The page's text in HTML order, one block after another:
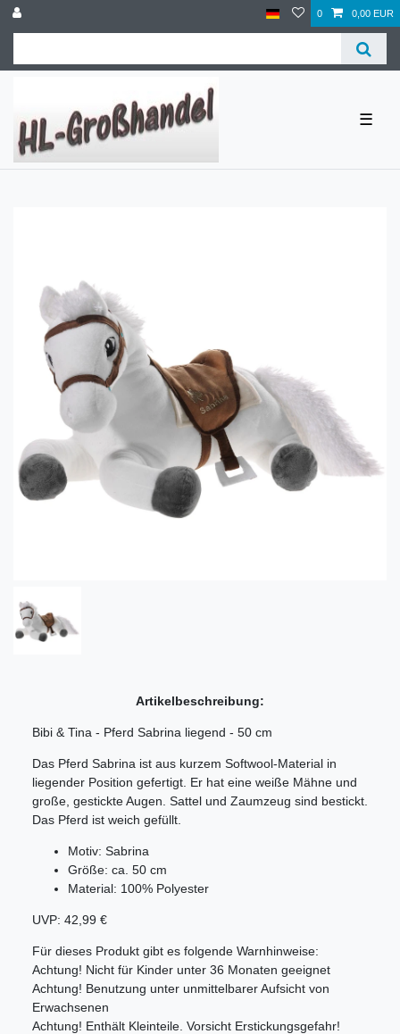
0 0,00 EUR
☰
Artikelbeschreibung:
Bibi & Tina - Pferd Sabrina liegend - 50 cm
Das Pferd Sabrina ist aus kurzem Softwool-Material in
liegender Position gefertigt. Er hat eine weiße Mähne und
große, gestickte Augen. Sattel und Zaumzeug sind bestickt.
Das Pferd ist weich gefüllt.
Motiv: Sabrina
Größe: ca. 50 cm
Material: 100% Polyester
UVP: 42,99 €
Für dieses Produkt gibt es folgende Warnhinweise:
Achtung! Nicht für Kinder unter 36 Monaten geeignet
Achtung! Benutzung unter unmittelbarer Aufsicht von
Erwachsenen
Achtung! Enthält Kleinteile. Vorsicht Erstickungsgefahr!